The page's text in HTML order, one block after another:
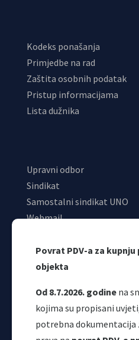
Povrat PDV-a za
objekta
Od 8.7.2026. godine na
kojima su propisani
potrebna dokumentacija
Kodeks ponašanja
Primjedbe na rad
Zaštita osobnih podatak
Pristup informacijama
Lista dužnika
Upravni odbor
Sindikat
Samostalni sindikat UNO
Webmail